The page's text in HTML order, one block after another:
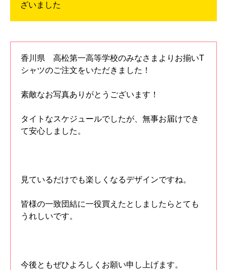
ざいました
香川県 高松第一高等学校のみなさまよりお揃いT
シャツのご注文をいただきました！
素敵なお写真ありがとうございます！
タイトなスケジュールでしたが、無事お届けでき
て安心しました。
見ているだけでも楽しくなるデザインですね。
皆様の一致団結に一役買えたとしましたらとても
うれしいです。
今後ともぜひよろしくお願い申し上げます。